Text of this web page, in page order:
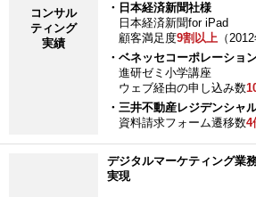
コンサル
ティング
実績
・日本経済新聞社様
日本経済新聞for iPad
顧客満足度9割以上（2012
・ベネッセコーポレーショ
進研ゼミ小学講座
ウェブ経由の申し込み数
・三井不動産レジデンシャ
資料請求フォーム遷移数4
デジタルマーケティング業
実現